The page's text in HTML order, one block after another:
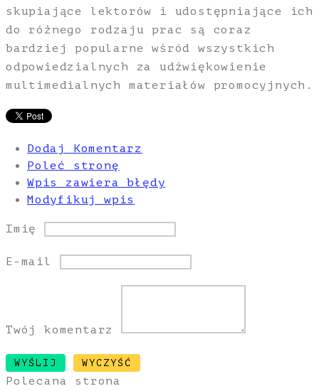
skupiające lektorów i udostępniające ich
do różnego rodzaju prac są coraz
bardziej popularne wśród wszystkich
odpowiedzialnych za udźwiękowienie
multimedialnych materiałów promocyjnych.
Dodaj Komentarz
Poleć stronę
Wpis zawiera błędy
Modyfikuj wpis
Imię
E-mail
Twój komentarz
Polecana strona